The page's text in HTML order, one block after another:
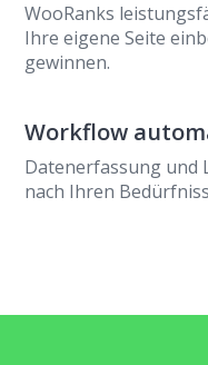
WooRanks
Ihre eigene Seite
gewinnen.
Workflow
Datenerfassung und
nach Ihren